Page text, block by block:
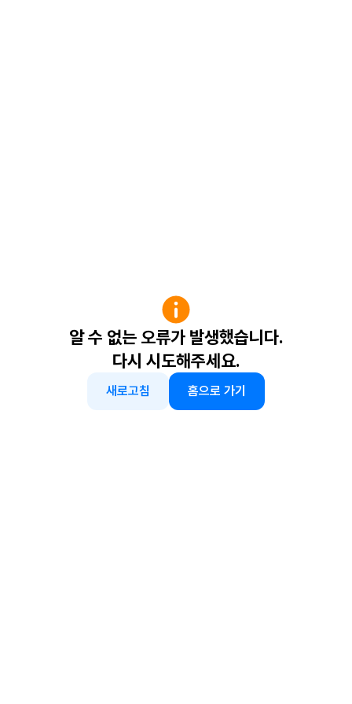
알 수 없는 오류가 발생했습니다.
다시 시도해주세요.
새로고침 홈으로 가기